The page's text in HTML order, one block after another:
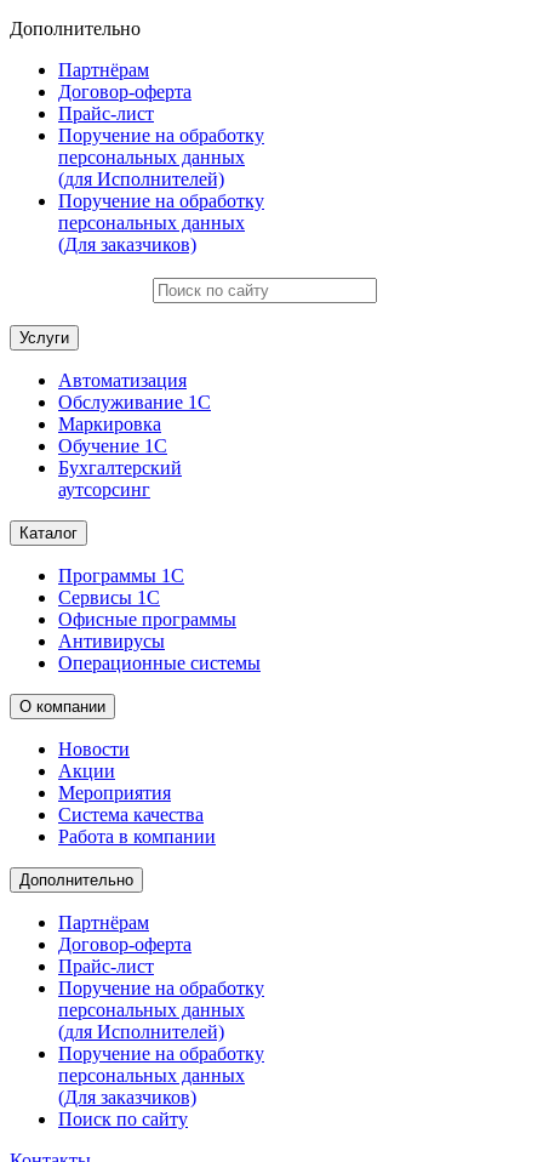
Дополнительно
Партнёрам
Договор-оферта
Прайс-лист
Поручение на обработку
персональных данных
(для Исполнителей)
Поручение на обработку
персональных данных
(Для заказчиков)
Услуги
Автоматизация
Обслуживание 1С
Маркировка
Обучение 1С
Бухгалтерский
аутсорсинг
Каталог
Программы 1С
Сервисы 1С
Офисные программы
Антивирусы
Операционные системы
О компании
Новости
Акции
Мероприятия
Система качества
Работа в компании
Дополнительно
Партнёрам
Договор-оферта
Прайс-лист
Поручение на обработку
персональных данных
(для Исполнителей)
Поручение на обработку
персональных данных
(Для заказчиков)
Поиск по сайту